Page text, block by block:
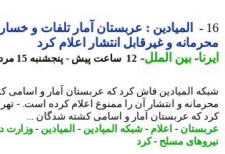
المیادین : عربستان آمار تلفات و
و غیرقابل انتشار اعلام کرد
-بین الملل-12 ساعت پیش - پنجشنبه 15 مرداد 1405، 23:10
المیادین فاش کرد که عربستان آمار و اسامی
و انتشار آن را ممنوع اعلام کرده است. - تهران-
که عربستان آمار و اسامی کشته شدگان ...
-اعلام -شبکه المیادین-المیادین-وزارت
مسلح-کرد